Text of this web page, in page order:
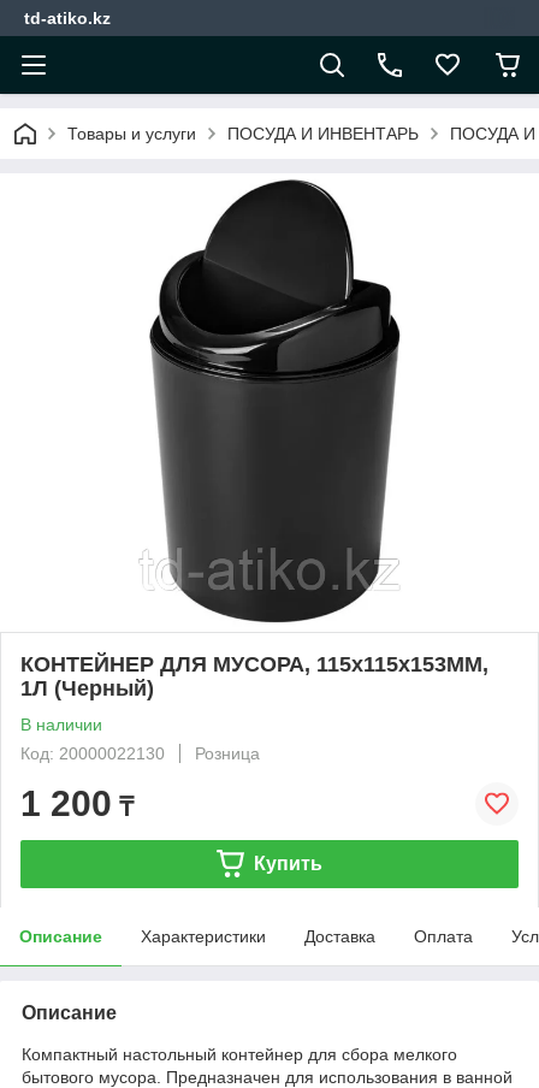
td-atiko.kz
Товары и услуги ПОСУДА И ИНВЕНТАРЬ ПОСУДА
КОНТЕЙНЕР ДЛЯ МУСОРА, 115х115х153ММ,
1Л (Черный)
В наличии
Код: 20000022130
Розница
1 200 ₸
Купить
Описание Характеристики Доставка Оплата
Описание
Компактный настольный контейнер для сбора мелкого
бытового мусора. Предназначен для использования в ванной